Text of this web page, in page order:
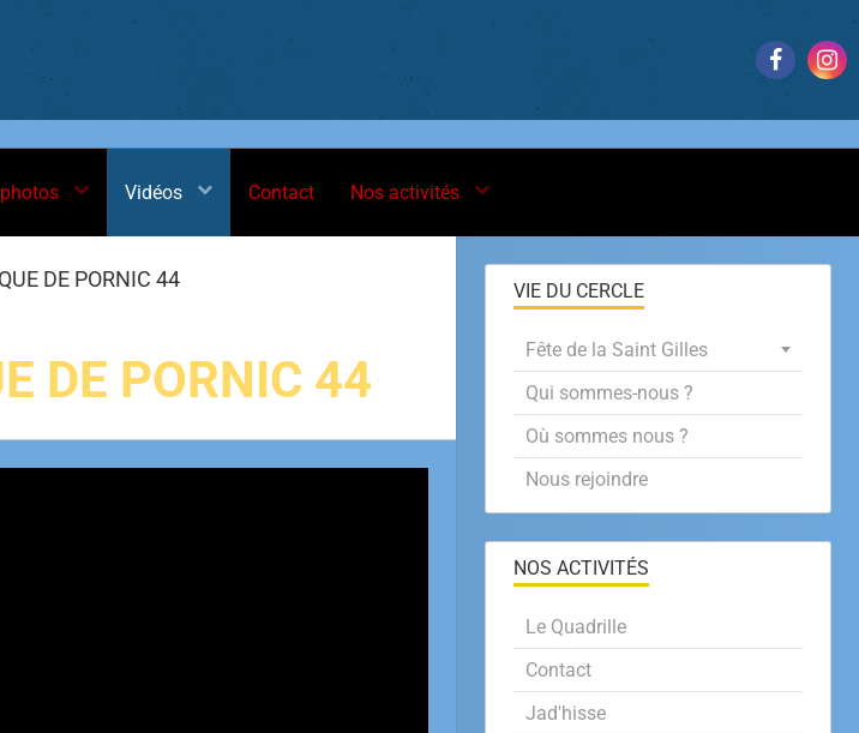
Vidéos Contact Nos activités
DE PORNIC 44
DE PORNIC 44
VIE DU CERCLE
Fête de la Saint Gilles
Qui sommes-nous ?
Où sommes nous ?
Nous rejoindre
NOS ACTIVITÉS
Le Quadrille
Contact
Jad'hisse